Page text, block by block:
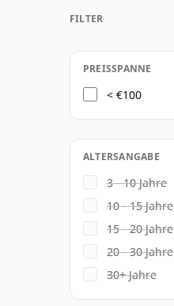
FILTER
PREISSPANNE
< €100
ALTERSANGABE
3 - 10 Jahre
10 - 15 Jahre
15 - 20 Jahre
20 - 30 Jahre
30+ Jahre